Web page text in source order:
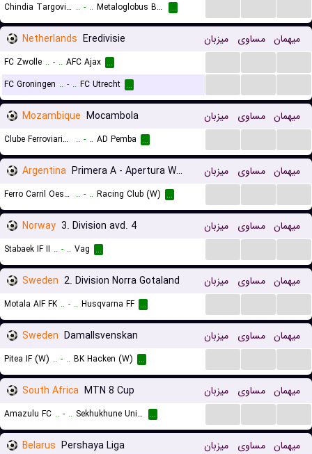
Chindia Targoviste .. - .. Metaloglobus Bucuresti ...
Netherlands Eredivisie میزبان مساوی میهمان
FC Zwolle .. - .. AFC Ajax ...
FC Groningen .. - .. FC Utrecht ...
Mozambique Mocambola میزبان مساوی میهمان
Clube Ferroviario de Maputo .. - .. AD Pemba ...
Argentina Primera A - Apertura Women میزبان مساوی میهمان
Ferro Carril Oeste (W) .. - .. Racing Club (W) ...
Norway 3. Division avd. 4 میزبان مساوی میهمان
Stabaek IF II .. - .. Vag ...
Sweden 2. Division Norra Gotaland میزبان مساوی میهمان
Motala AIF FK .. - .. Husqvarna FF ...
Sweden Damallsvenskan میزبان مساوی میهمان
Pitea IF (W) .. - .. BK Hacken (W) ...
South Africa MTN 8 Cup میزبان مساوی میهمان
Amazulu FC .. - .. Sekhukhune United ...
Belarus Pershaya Liga میزبان مساوی میهمان